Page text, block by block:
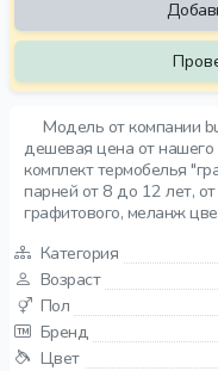
Модель от компании
дешевая цена от нашего
комплект термобелья
парней от 8 до 12 лет,
графитового, меланж
Категория
Возраст
Пол
Бренд
Цвет